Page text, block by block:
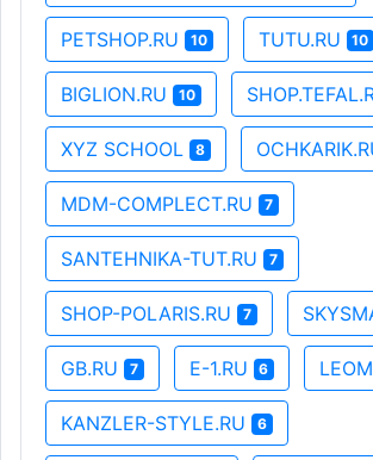
PETSHOP.RU 10 TUTU.RU 10
BIGLION.RU 10
XYZ SCHOOL 8
MDM-COMPLECT.RU 7
SANTEHNIKA-TUT.RU 7
SHOP-POLARIS.RU 7
GB.RU 7 E-1.RU 6
KANZLER-STYLE.RU 6